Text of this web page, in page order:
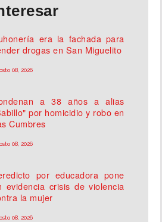
era la fachada para
drogas en San Miguelito
08, 2026
a 38 años a alias
por homicidio y robo en
Cumbres
08, 2026
por educadora pone
evidencia crisis de violencia
la mujer
08, 2026